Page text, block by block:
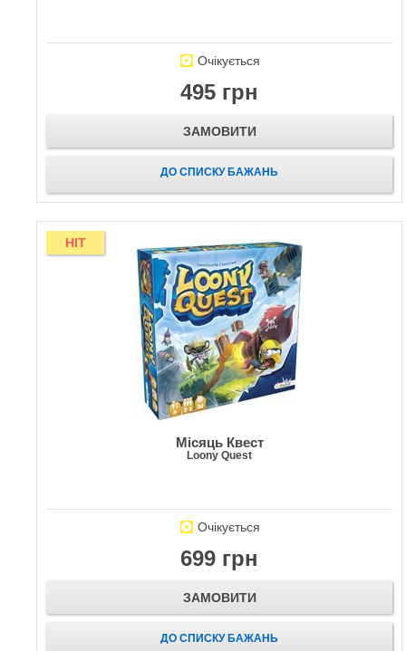
Очікується
495 грн
ЗАМОВИТИ
ДО СПИСКУ БАЖАНЬ
HIT
Місяць Квест
Loony Quest
Очікується
699 грн
ЗАМОВИТИ
ДО СПИСКУ БАЖАНЬ